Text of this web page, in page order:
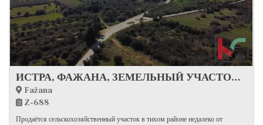
ИСТРА, ФАЖАНА, ЗЕМЕЛЬНЫЙ УЧАСТОК СЕЛЬСКОХОЗЯЙСТВЕННОГО НАЗНАЧЕНИЯ 500 М2, #ПРОДАЖА
Fažana
Z-688
Продаётся сельскохозяйственный участок в тихом районе недалеко от